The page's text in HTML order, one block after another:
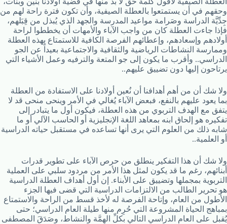
وحقهم في أن يستمتعوا بالعطلة الصيفية، وأن تكون فترة راحة لهم من
جِدِّيَّة الدراسة وصَرامة مواعيد المدرسة والجهد الذي يُبذل من قِبَلهم،
فإذا جاءت العطلة كان من واجب الآباء والأمهات أن يخططوا لراحة
أولادهم وإسعادهم، وإعطائهم الفرصة الكافية للاستمتاع بهذه العطلة
وممارسة النشاطات الرياضية والثقافية والاجتماعية بعيداً عن الجو
الدراسي.. وأقرب ما يكون إلى جو المتعة والترفيه وعمل الأشياء التي
يرتاحون إليها دون تضييق عليهم..
ولا شك أن من أهم أهدافنا أن نُعين أولادنا على الاستفادة من العطلة
بما يعود عليهم بالنفع، فبعض الآباء يُغالي في الأمر وينحى منحى قد لا
يتفق مع الهدف التربوي من هذه العطلة، فيكون أول ما يتبادر إلى
تفكيره هو إلحاق ابنه بمعاهد اللغة الإنجليزية أو الحاسب الآلي أو ما
شابه ذلك من العلوم التي يرى أنها تساعده في مستقبل حياته الدراسية
أو العلمية..
ولا شك أن هذا التفكير ينطلق من حرص الآباء على تطوير قدرات
أبنائهم، رغم ما قد يكون لمثل هذا الأمر من مردود سلبي على العملية
التربوية بمجملها وتضييق على الأبناء. إن أول أهداف العطلة الدراسية
هو تحرير الطالب من الالتزامات الدراسية التي قضى فيها الجزء
الأطول من العام، وإتاحة الفرصة له لأخذ قسط من الراحة والاستمتاع
بمباهج الحياة المشروعة التي حُرِم منها طيلة العام الدراسي؛ حتى
يُقبل على العام الدراسي التالي بكلِّ الهِمَّة والنشاط، وصَدَقَ المصطفى